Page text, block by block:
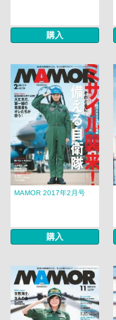
購入
MAMOR 2017年2月号
購入